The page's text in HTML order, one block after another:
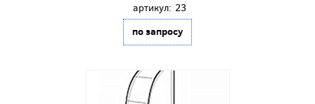
артикул: 23
по запросу